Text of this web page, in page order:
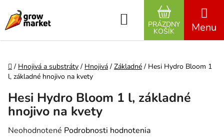
Hľadať
NÁKUPNÝ
PRÁZDNY
KOŠÍK
Domov
/ Hnojivá a substráty / Hnojivá / Základné / Hesi Hydro Bloom 1
l, základné hnojivo na kvety
Hesi Hydro Bloom 1 l, základné
hnojivo na kvety
Priemerné hodnotenie produktu je 0,0 z 5 hviezdičiek.
Neohodnotené Podrobnosti hodnotenia